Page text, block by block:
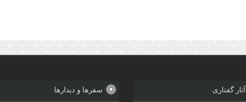
آثار گفتاری سفرها و دیدارها